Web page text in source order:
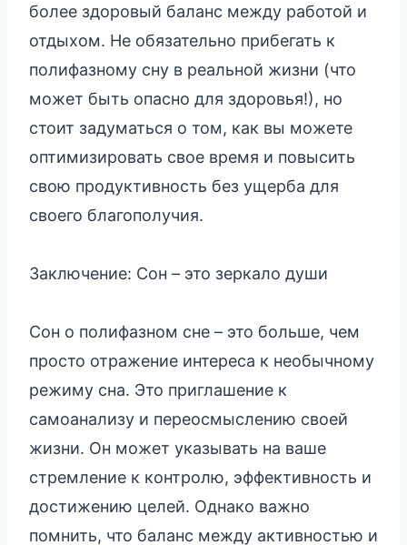
более здоровый баланс между работой и
отдыхом. Не обязательно прибегать к
полифазному сну в реальной жизни (что
может быть опасно для здоровья!), но
стоит задуматься о том, как вы можете
оптимизировать свое время и повысить
свою продуктивность без ущерба для
своего благополучия.
Заключение: Сон – это зеркало души
Сон о полифазном сне – это больше, чем
просто отражение интереса к необычному
режиму сна. Это приглашение к
самоанализу и переосмыслению своей
жизни. Он может указывать на ваше
стремление к контролю, эффективность и
достижению целей. Однако важно
помнить, что баланс между активностью и